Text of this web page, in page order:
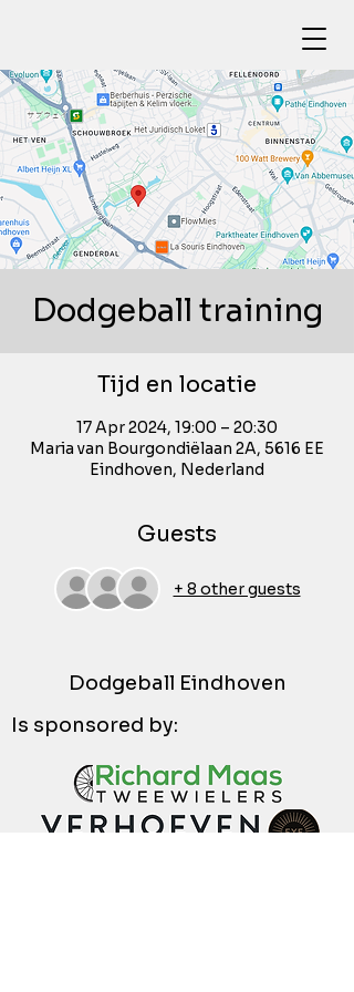
Dodgeball training
Tijd en locatie
17 Apr 2024, 19:00 – 20:30
Maria van Bourgondiëlaan 2A, 5616 EE
Eindhoven, Nederland
Guests
+ 8 other guests
Dodgeball Eindhoven
Is sponsored by: